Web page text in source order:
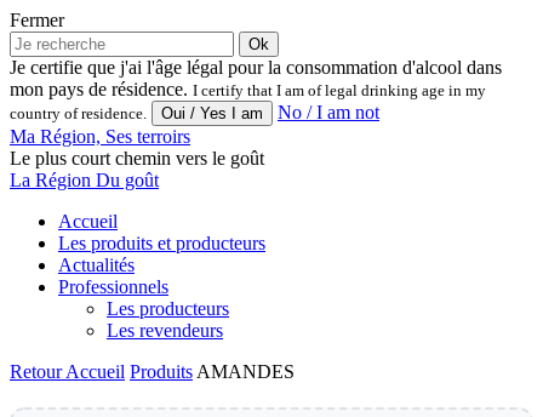
Fermer
Ok
Je certifie que j'ai l'âge légal pour la consommation d'alcool dans
mon pays de résidence. I certify that I am of legal drinking age in my
country of residence.
No / I am not
Ma Région, Ses terroirs
Le plus court chemin vers le goût
La Région Du goût
Accueil
Les produits et producteurs
Actualités
Professionnels
Les producteurs
Les revendeurs
RetourAccueil Produits AMANDES